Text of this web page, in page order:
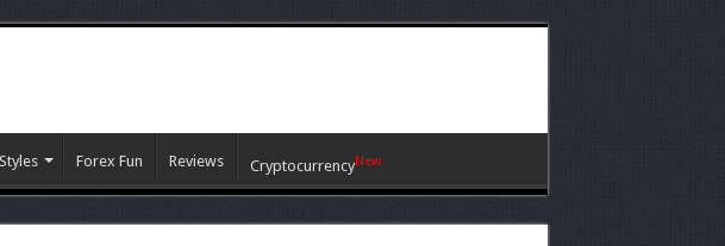
Forex Fun Reviews CryptocurrencyNew